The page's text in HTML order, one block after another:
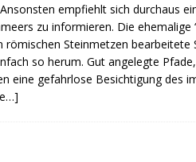
empfiehlt sich durchaus
zu informieren. Die
Steinmetzen bearbeitete
so herum. Gut angelegte
eine gefahrlose Besichtigung des